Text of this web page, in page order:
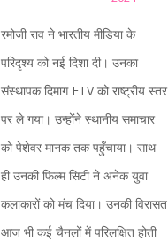
रमोजी राव ने भारतीय मीडिया के
परिदृश्य को नई दिशा दी। उनका
संस्थापक दिमाग ETV को राष्ट्रीय स्तर
पर ले गया। उन्होंने स्थानीय समाचार
को पेशेवर मानक तक पहुँचाया। साथ
ही उनकी फिल्म सिटी ने अनेक युवा
कलाकारों को मंच दिया। उनकी विरासत
आज भी कई चैनलों में परिलक्षित होती